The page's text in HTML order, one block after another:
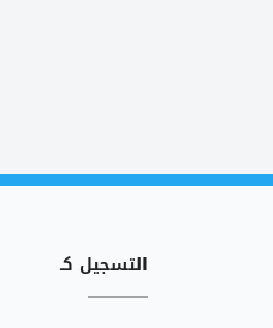
التسجيل كـ